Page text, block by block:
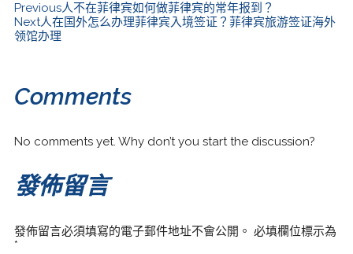
Previous人不在菲律宾如何做菲律宾的常年报到？
Next人在国外怎么办理菲律宾入境签证？菲律宾旅游签证海外
领馆办理
Comments
No comments yet. Why don’t you start the discussion?
發佈留言
發佈留言必須填寫的電子郵件地址不會公開。 必填欄位標示為
*